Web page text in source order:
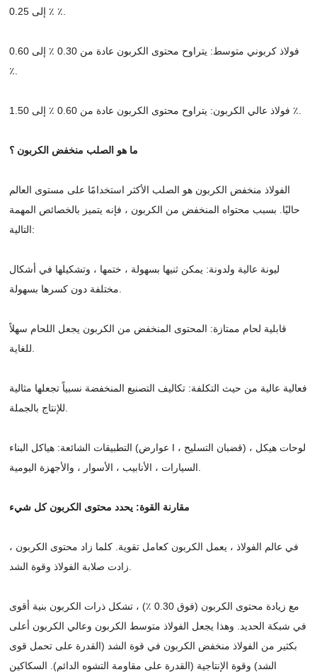
٪ إلى 0.25 ٪.
فولاذ كربوني متوسط: يتراوح محتوى الكربون عادة من 0.30 ٪ إلى 0.60
٪.
فولاذ عالي الكربون: يتراوح محتوى الكربون عادة من 0.60 ٪ إلى 1.50 ٪.
ما هو الصلب منخفض الكربون ؟
الفولاذ منخفض الكربون هو الصلب الأكثر استخدامًا على مستوى العالم
حاليًا. بسبب محتواه المنخفض من الكربون ، فإنه يتميز بالخصائص المهمة
التالية:
ليونة عالية ولدونة: يمكن ثنيها بسهولة ، ختمها ، وتشكيلها في أشكال
قابلية لحام ممتازة: المحتوى المنخفض من الكربون يجعل اللحام سهلاً
فعالية عالية من حيث التكلفة: تكاليف التصنيع المنخفضة نسبياً تجعلها مثالية
التطبيقات الشائعة: هياكل البناء (عوارض I ، قضبان التسليح) ، لوحات هيكل
مقارنة القوة: يحدد محتوى الكربون كل شيء
في عالم الفولاذ ، يعمل الكربون كعامل تقوية. كلما زاد محتوى الكربون ،
مع زيادة محتوى الكربون (فوق 0.30 ٪) ، تشكل ذرات الكربون بنية أقوى
في شبكة الحديد. وهذا يجعل الفولاذ متوسط الكربون وعالي الكربون أعلى
بكثير من الفولاذ منخفض الكربون في قوة الشد (القدرة على تحمل قوى
الشد) وقوة الإنتاجية (القدرة على مقاومة التشوه الدائم). السكاكين